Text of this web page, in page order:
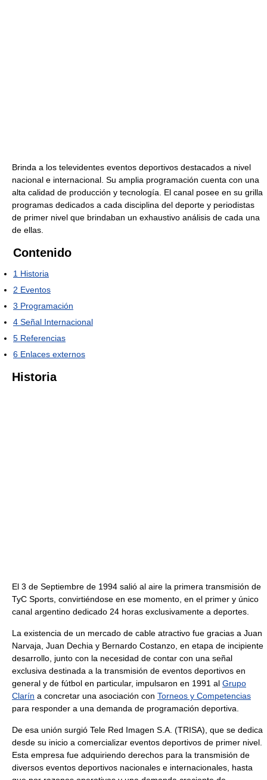
Brinda a los televidentes eventos deportivos destacados a nivel
nacional e internacional. Su amplia programación cuenta con una
alta calidad de producción y tecnología. El canal posee en su grilla
programas dedicados a cada disciplina del deporte y periodistas
de primer nivel que brindaban un exhaustivo análisis de cada una
de ellas.
Contenido
1 Historia
2 Eventos
3 Programación
4 Señal Internacional
5 Referencias
6 Enlaces externos
Historia
El 3 de Septiembre de 1994 salió al aire la primera transmisión de
TyC Sports, convirtiéndose en ese momento, en el primer y único
canal argentino dedicado 24 horas exclusivamente a deportes.
La existencia de un mercado de cable atractivo fue gracias a Juan
Narvaja, Juan Dechia y Bernardo Costanzo, en etapa de incipiente
desarrollo, junto con la necesidad de contar con una señal
exclusiva destinada a la transmisión de eventos deportivos en
general y de fútbol en particular, impulsaron en 1991 al Grupo
Clarín a concretar una asociación con Torneos y Competencias
para responder a una demanda de programación deportiva.
De esa unión surgió Tele Red Imagen S.A. (TRISA), que se dedica
desde su inicio a comercializar eventos deportivos de primer nivel.
Esta empresa fue adquiriendo derechos para la transmisión de
diversos eventos deportivos nacionales e internacionales, hasta